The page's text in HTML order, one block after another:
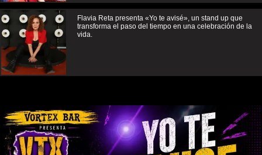
Flavia Reta presenta «Yo te avisé», un stand up que
transforma el paso del tiempo en una celebración de la
vida.